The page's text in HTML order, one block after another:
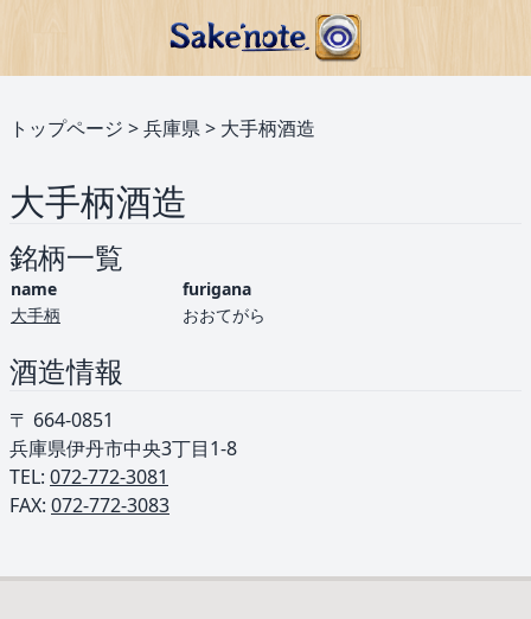
トップページ >兵庫県> 大手柄酒造
大手柄酒造
銘柄一覧
name
furigana
大手柄
おおてがら
酒造情報
〒 664-0851
兵庫県伊丹市中央3丁目1-8
TEL: ︎ 072-772-3081
FAX: 072-772-3083